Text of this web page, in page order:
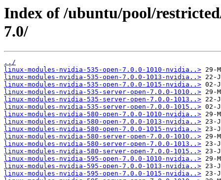
Index of /ubuntu/pool/
7.0/
../
linux-modules-nvidia-535-open-7.0.0-1010-nvidia..>
linux-modules-nvidia-535-open-7.0.0-1013-nvidia..>
linux-modules-nvidia-535-open-7.0.0-1015-nvidia..>
linux-modules-nvidia-535-server-open-7.0.0-1010..>
linux-modules-nvidia-535-server-open-7.0.0-1013..>
linux-modules-nvidia-535-server-open-7.0.0-1015..>
linux-modules-nvidia-580-open-7.0.0-1010-nvidia..>
linux-modules-nvidia-580-open-7.0.0-1013-nvidia..>
linux-modules-nvidia-580-open-7.0.0-1015-nvidia..>
linux-modules-nvidia-580-server-open-7.0.0-1010..>
linux-modules-nvidia-580-server-open-7.0.0-1013..>
linux-modules-nvidia-580-server-open-7.0.0-1015..>
linux-modules-nvidia-595-open-7.0.0-1010-nvidia..>
linux-modules-nvidia-595-open-7.0.0-1013-nvidia..>
linux-modules-nvidia-595-open-7.0.0-1015-nvidia..>